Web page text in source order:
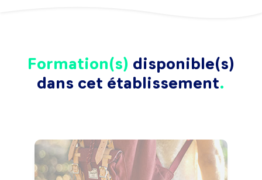
Formation(s) disponible(s)
dans cet établissement